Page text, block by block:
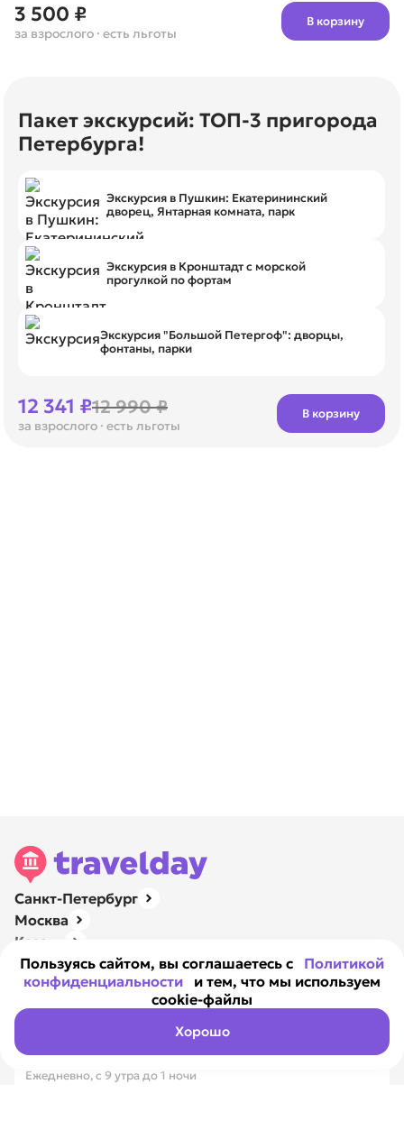
3 500 ₽
за взрослого · есть льготы
В корзину
Пакет экскурсий: ТОП-3 пригорода
Петербурга!
Экскурсия в Пушкин: Екатерининский
дворец, Янтарная комната, парк
Экскурсия в Кронштадт с морской
прогулкой по фортам
Экскурсия "Большой Петергоф": дворцы,
фонтаны, парки
12 341 ₽12 990 ₽
за взрослого · есть льготы
В корзину
Пользуясь сайтом, вы соглашаетесь с Политикой
конфиденциальности и тем, что мы используем
cookie-файлы
Хорошо
Санкт-Петербург
Москва
Казань
Нижний Новгород
Ярославль
Навигация
О компании
Контакты
Ежедневно, с 9 утра до 1 ночи